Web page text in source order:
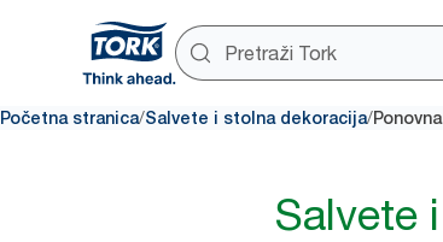
Početna stranica/Salvete i stolna dekoracija/
Salvete